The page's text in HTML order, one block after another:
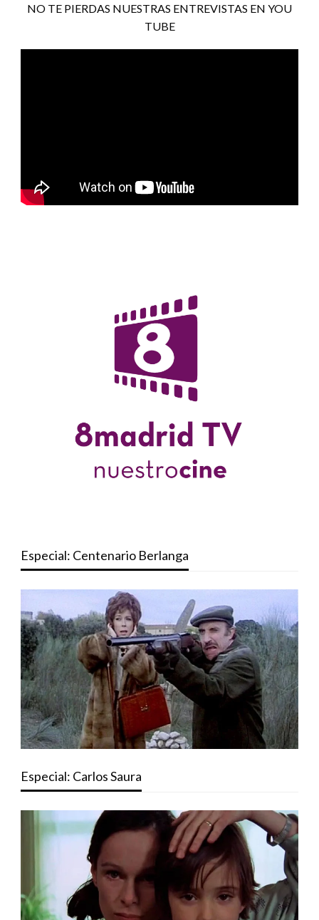
NO TE PIERDAS NUESTRAS ENTREVISTAS EN YOU
TUBE
Especial: Centenario Berlanga
Especial: Carlos Saura